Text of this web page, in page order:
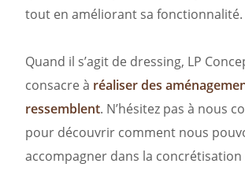
tout en améliorant sa fonctionnalité.
Quand il s’agit de dressing, LP
consacre à réaliser des
ressemblent. N’hésitez pas à nous
pour découvrir comment nous
accompagner dans la